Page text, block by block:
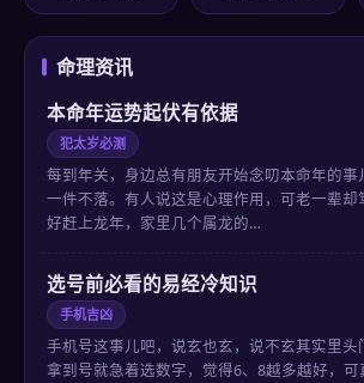
命理资讯
本命年运势起伏有依据
犯太岁必测
每到年关，身边总有朋友开始念叨本命年的事
一件不落。有人说这是心理作用，可老一辈却
好赶上龙年，家里几个属龙的…
选号前必看的易经冷知识
手机吉凶
手机号这事儿吧，说玄也玄，说不玄其实里头
拿到号就急着选数字，觉得6、8越多越好，